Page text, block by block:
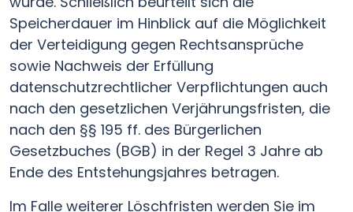
Speicherdauer im Hinblick auf die Möglichkeit
der Verteidigung gegen Rechtsansprüche
sowie Nachweis der Erfüllung
datenschutzrechtlicher Verpflichtungen auch
nach den gesetzlichen Verjährungsfristen, die
nach den §§ 195 ff. des Bürgerlichen
Gesetzbuches (BGB) in der Regel 3 Jahre ab
Ende des Entstehungsjahres betragen.
Im Falle weiterer Löschfristen werden Sie im